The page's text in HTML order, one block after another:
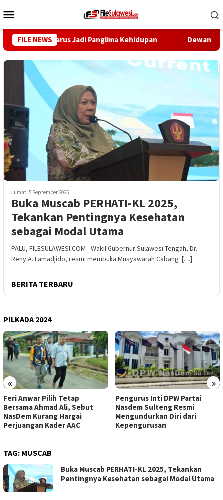
ke
Mobile
FILE NEWS
Ilmu Harus Jadi Panglima Kehidupan Dewan Pers
Jumat, 5 September 2025
Buka Muscab PERHATI-KL 2025,
Tekankan Pentingnya Kesehatan
sebagai Modal Utama
PALU, FILESULAWESI.COM - Wakil Gubernur Sulawesi Tengah, Dr.
Reny A. Lamadjido, resmi membuka Musyawarah Cabang […]
BERITA TERBARU
PILKADA 2024
« »
Feri Anwar Pilih Tetap
Bersama Ahmad Ali, Sebut
NasDem Kurang Hargai
Perjuangan Kader AAC
Pengurus Inti DPW Partai
Nasdem Sulteng Resmi
Mengundurkan Diri dari
Kepengurusan
TAG: MUSCAB
Buka Muscab PERHATI-KL 2025, Tekankan
Pentingnya Kesehatan sebagai Modal Utama